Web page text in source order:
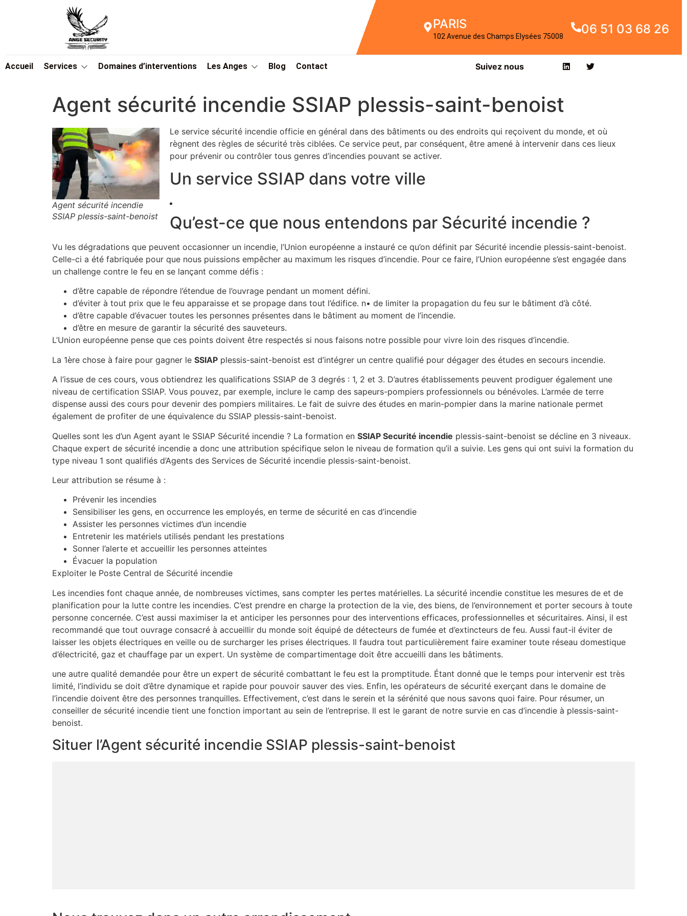
PARIS
102 Avenue des Champs Elysées 75008 06 51 03 68 26
Accueil Services Domaines d’interventions Les Anges Blog Contact Suivez nous
Agent sécurité incendie SSIAP plessis-saint-benoist
Agent sécurité incendie
SSIAP plessis-saint-benoist
Le service sécurité incendie officie en général dans des bâtiments ou des endroits qui reçoivent du monde, et où
règnent des règles de sécurité très ciblées. Ce service peut, par conséquent, être amené à intervenir dans ces lieux
pour prévenir ou contrôler tous genres d’incendies pouvant se activer.
Un service SSIAP dans votre ville
Qu’est-ce que nous entendons par Sécurité incendie ?
Vu les dégradations que peuvent occasionner un incendie, l’Union européenne a instauré ce qu’on définit par Sécurité incendie plessis-saint-benoist.
Celle-ci a été fabriquée pour que nous puissions empêcher au maximum les risques d’incendie. Pour ce faire, l’Union européenne s’est engagée dans
un challenge contre le feu en se lançant comme défis :
d’être capable de répondre l’étendue de l’ouvrage pendant un moment défini.
d’éviter à tout prix que le feu apparaisse et se propage dans tout l’édifice. n• de limiter la propagation du feu sur le bâtiment d’à côté.
d’être capable d’évacuer toutes les personnes présentes dans le bâtiment au moment de l’incendie.
d’être en mesure de garantir la sécurité des sauveteurs.
L’Union européenne pense que ces points doivent être respectés si nous faisons notre possible pour vivre loin des risques d’incendie.
La 1ère chose à faire pour gagner le SSIAP plessis-saint-benoist est d’intégrer un centre qualifié pour dégager des études en secours incendie.
A l’issue de ces cours, vous obtiendrez les qualifications SSIAP de 3 degrés : 1, 2 et 3. D’autres établissements peuvent prodiguer également une
niveau de certification SSIAP. Vous pouvez, par exemple, inclure le camp des sapeurs-pompiers professionnels ou bénévoles. L’armée de terre
dispense aussi des cours pour devenir des pompiers militaires. Le fait de suivre des études en marin-pompier dans la marine nationale permet
également de profiter de une équivalence du SSIAP plessis-saint-benoist.
Quelles sont les d’un Agent ayant le SSIAP Sécurité incendie ? La formation en SSIAP Securité incendie plessis-saint-benoist se décline en 3 niveaux.
Chaque expert de sécurité incendie a donc une attribution spécifique selon le niveau de formation qu’il a suivie. Les gens qui ont suivi la formation du
type niveau 1 sont qualifiés d’Agents des Services de Sécurité incendie plessis-saint-benoist.
Leur attribution se résume à :
Prévenir les incendies
Sensibiliser les gens, en occurrence les employés, en terme de sécurité en cas d’incendie
Assister les personnes victimes d’un incendie
Entretenir les matériels utilisés pendant les prestations
Sonner l’alerte et accueillir les personnes atteintes
Évacuer la population
Exploiter le Poste Central de Sécurité incendie
Les incendies font chaque année, de nombreuses victimes, sans compter les pertes matérielles. La sécurité incendie constitue les mesures de et de
planification pour la lutte contre les incendies. C’est prendre en charge la protection de la vie, des biens, de l’environnement et porter secours à toute
personne concernée. C’est aussi maximiser la et anticiper les personnes pour des interventions efficaces, professionnelles et sécuritaires. Ainsi, il est
recommandé que tout ouvrage consacré à accueillir du monde soit équipé de détecteurs de fumée et d’extincteurs de feu. Aussi faut-il éviter de
laisser les objets électriques en veille ou de surcharger les prises électriques. Il faudra tout particulièrement faire examiner toute réseau domestique
d’électricité, gaz et chauffage par un expert. Un système de compartimentage doit être accueilli dans les bâtiments.
une autre qualité demandée pour être un expert de sécurité combattant le feu est la promptitude. Étant donné que le temps pour intervenir est très
limité, l’individu se doit d’être dynamique et rapide pour pouvoir sauver des vies. Enfin, les opérateurs de sécurité exerçant dans le domaine de
l’incendie doivent être des personnes tranquilles. Effectivement, c’est dans le serein et la sérénité que nous savons quoi faire. Pour résumer, un
conseiller de sécurité incendie tient une fonction important au sein de l’entreprise. Il est le garant de notre survie en cas d’incendie à plessis-saint-
benoist.
Situer l’Agent sécurité incendie SSIAP plessis-saint-benoist